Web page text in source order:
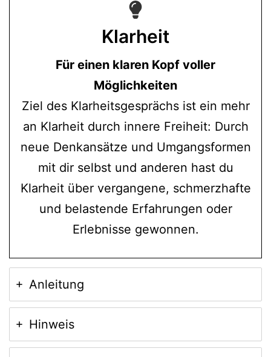
Klarheit
Für einen klaren Kopf voller
Möglichkeiten
Ziel des Klarheitsgesprächs ist ein mehr
an Klarheit durch innere Freiheit: Durch
neue Denkansätze und Umgangsformen
mit dir selbst und anderen hast du
Klarheit über vergangene, schmerzhafte
und belastende Erfahrungen oder
Erlebnisse gewonnen.
Anleitung
Hinweis